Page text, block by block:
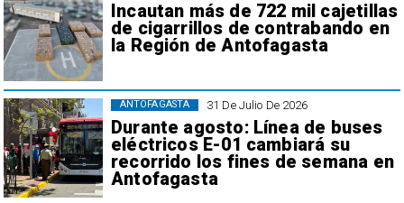
Incautan más de 722 mil cajetillas
de cigarrillos de contrabando en
la Región de Antofagasta
31 De Julio De 2026
Durante agosto: Línea de buses
eléctricos E-01 cambiará su
recorrido los fines de semana en
Antofagasta
ANTOFAGASTA